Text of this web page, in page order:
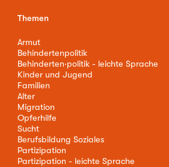
Themen
Armut
Behindertenpolitik
Behinderten·politik - leichte Sprache
Kinder und Jugend
Familien
Alter
Migration
Opferhilfe
Sucht
Berufsbildung Soziales
Partizipation
Partizipation - leichte Sprache